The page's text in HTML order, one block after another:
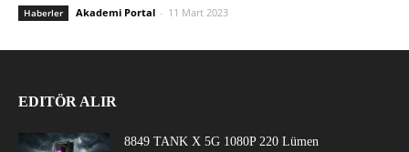
Haberler Akademi Portal - 11 Mart 2023
EDITÖR ALIR
8849 TANK X 5G 1080P 220 Lümen